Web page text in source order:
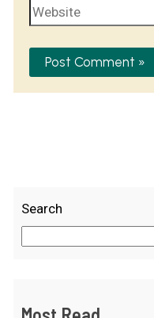
Search